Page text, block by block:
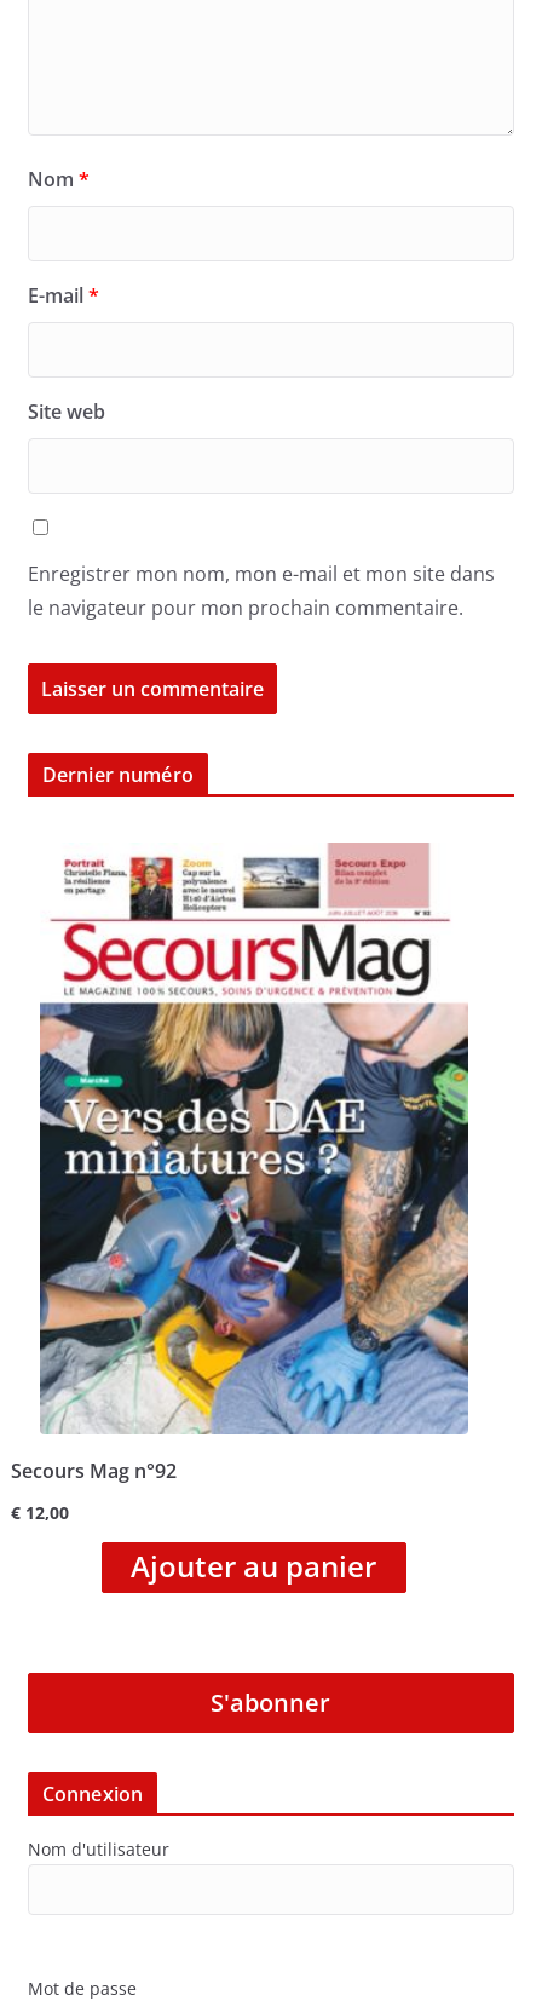
Nom *
E-mail*
Site web
Enregistrer mon nom, mon e-mail et mon site dans
le navigateur pour mon prochain commentaire.
Dernier numéro
Secours Mag n°92
€12,00
Ajouter au panier
S'abonner
Connexion
Nom d'utilisateur
Mot de passe